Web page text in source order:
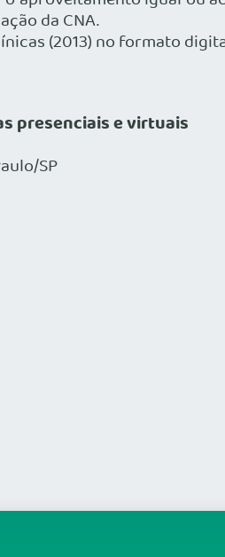
da CNA.
(2013) no formato
presenciais e virtuais
SP